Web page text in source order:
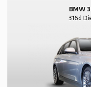
BMW
316d